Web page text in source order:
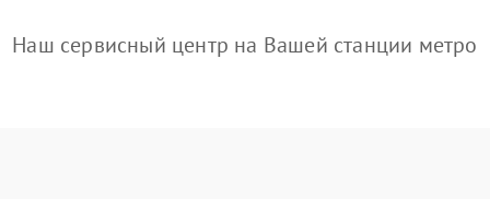
Наш сервисный центр на Вашей станции метро